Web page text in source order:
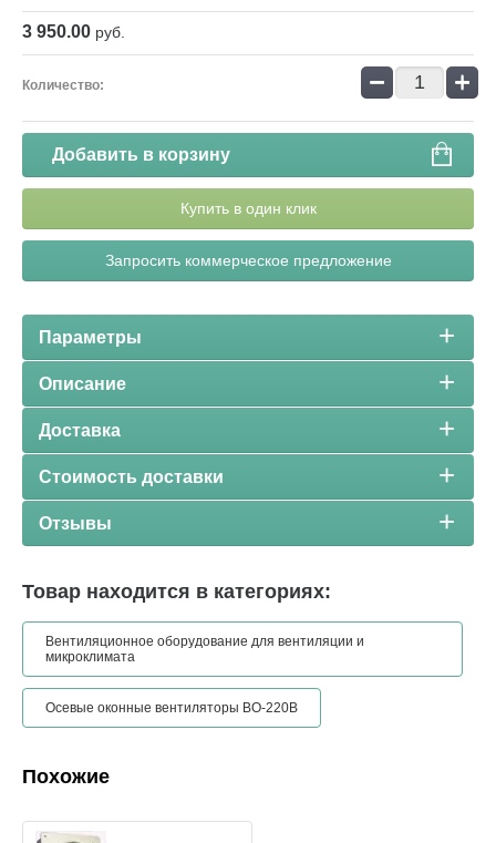
3 950.00 руб.
Количество: − +
Добавить в корзину
Купить в один клик
Запросить коммерческое предложение
Параметры
Описание
Доставка
Стоимость доставки
Отзывы
Товар находится в категориях:
Вентиляционное оборудование для вентиляции и
микроклимата
Осевые оконные вентиляторы ВО-220B
Похожие